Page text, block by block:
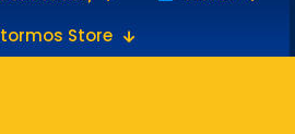
Store